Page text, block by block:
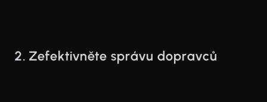
2. Zefektivněte správu dopravců